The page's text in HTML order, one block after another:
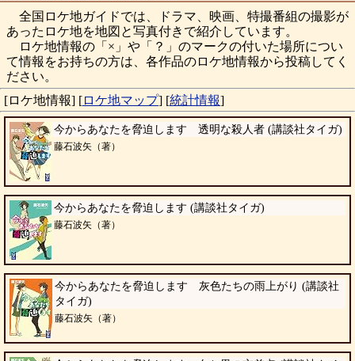
全国ロケ地ガイドでは、ドラマ、映画、特撮番組の撮影が
あったロケ地を地図と写真付きで紹介しています。
ロケ地情報の「×」や「？」のマークの付いた場所につい
て情報をお持ちの方は、各作品のロケ地情報から投稿してく
ださい。
[ロケ地情報] [ロケ地マップ] [統計情報]
今からあなたを脅迫します 透明な殺人者 (講談社タイガ)
藤石波矢（著）
今からあなたを脅迫します (講談社タイガ)
藤石波矢（著）
今からあなたを脅迫します 灰色たちの雨上がり (講談社
タイガ)
藤石波矢（著）